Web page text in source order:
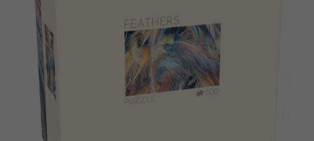
Bøger
Applikationer
Media